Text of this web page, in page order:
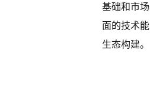
基础和市
面的技术
生态构建